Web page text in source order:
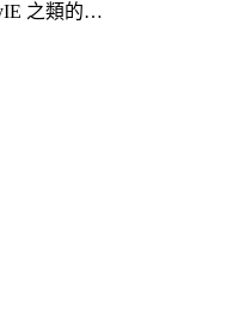
之類的…